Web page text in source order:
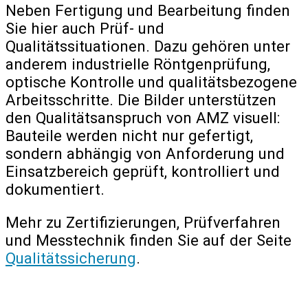
Neben Fertigung und Bearbeitung finden
Sie hier auch Prüf- und
Qualitätssituationen. Dazu gehören unter
anderem industrielle Röntgenprüfung,
optische Kontrolle und qualitätsbezogene
Arbeitsschritte. Die Bilder unterstützen
den Qualitätsanspruch von AMZ visuell:
Bauteile werden nicht nur gefertigt,
sondern abhängig von Anforderung und
Einsatzbereich geprüft, kontrolliert und
dokumentiert.
Mehr zu Zertifizierungen, Prüfverfahren
und Messtechnik finden Sie auf der Seite
Qualitätssicherung.